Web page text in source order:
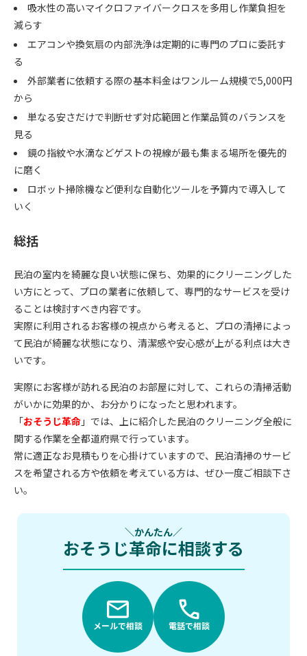
吸水性の高いマイクロファイバークロスを多用し作業負担を
減らす
エアコンや換気扇の内部洗浄は定期的に専門のプロに委託す
る
外部業者に依頼する際の基本料金はワンルーム規模で5,000円
から
単なる安さだけで判断せず対応範囲と作業品質のバランスを
見る
鏡の指紋や水滴などゲストの視線が最も集まる場所を優先的
に磨く
ロボット掃除機など便利な自動化ツールを予算内で導入して
いく
総括
民泊の室内を綺麗な良い状態に保ち、効果的にクリーニングした
い方にとって、プロの業者に依頼して、専門的なサービスを受け
ることは検討すべき内容です。
実際に利用されるお客様の視点から考えると、プロの清掃によっ
て民泊が綺麗な状態になり、清潔感や安心感が上がる利点は大き
いです。
実際にお客様が訪れる民泊のお部屋に対して、これらの清掃活動
がいかに効果的か、お分かりになったと思われます。
「おそうじ革命 」では、上に紹介した民泊のクリーニング全般に
関する作業を全都道府県で行っています。
常に適正なお見積もりを心掛けていますので、民泊清掃のサービ
スを希望される方や依頼を考えている方は、ぜひ一度ご相談下さ
い。
かんたん
おそうじ革命に相談する
メールで相談 電話で相談